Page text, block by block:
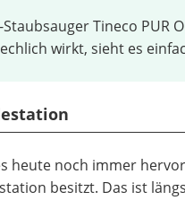
Tineco PUR
wirkt, sieht es
heute noch immer
besitzt. Das ist